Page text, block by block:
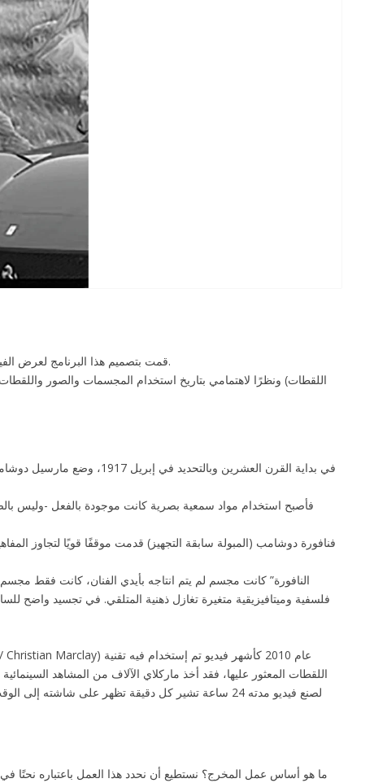
قمت بتصميم هذا البرنامج لعرض الفيديوهات بناء على دعوة جائتني من القائمين على تنظيم مهرجان القاهرة للفيديو في دورته التاسعة 2019.
ونظرًا لاهتمامي بتاريخ استخدام المجسمات والصور واللقطات
في بداية القرن العشرين
فأصبح استخدام مواد سمعية بصرية كانت موجودة بالفعل -وليس
فنافورة دوشامب (المبولة سابقة التجهيز) قدمت موقفًا قويًا لتجاوز
فلسفية وميتافيزيقية متغيرة تغازل ذهنية المتلقي. في تجسيد واضح
اللقطات المعثور عليها، فقد أخذ ماركلاي الآلاف من المشاهد
لصنع فيديو مدته 24 ساعة تشير كل دقيقة تظهر على